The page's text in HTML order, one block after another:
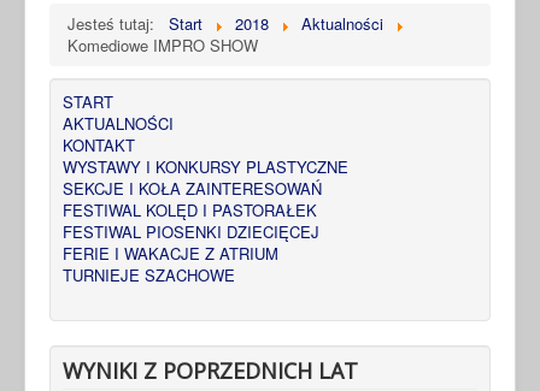
Jesteś tutaj: Start 2018
Aktualności
Komediowe IMPRO SHOW
START
AKTUALNOŚCI
KONTAKT
WYSTAWY I KONKURSY PLASTYCZNE
SEKCJE I KOŁA ZAINTERESOWAŃ
FESTIWAL KOLĘD I PASTORAŁEK
FESTIWAL PIOSENKI DZIECIĘCEJ
FERIE I WAKACJE Z ATRIUM
TURNIEJE SZACHOWE
WYNIKI Z POPRZEDNICH LAT